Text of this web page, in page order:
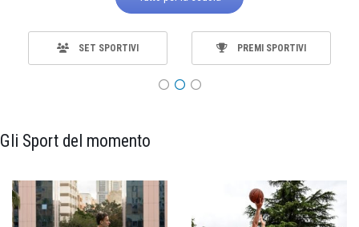
SET SPORTIVI PREMI SPORTIVI
Gli Sport del momento